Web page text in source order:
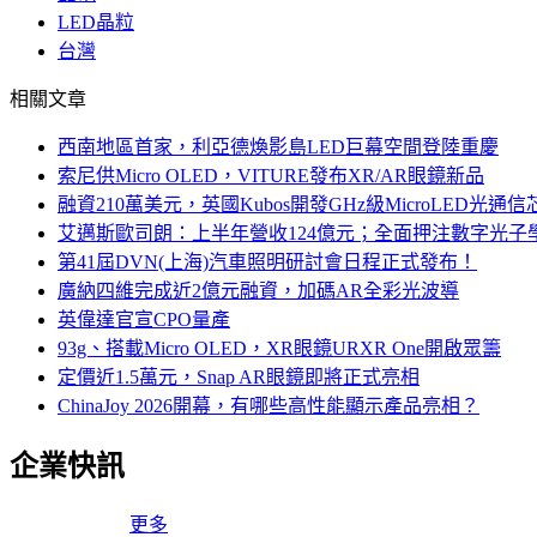
LED晶粒
台灣
相關文章
西南地區首家，利亞德煥影島LED巨幕空間登陸重慶
索尼供Micro OLED，VITURE發布XR/AR眼鏡新品
融資210萬美元，英國Kubos開發GHz級MicroLED光通信
艾邁斯歐司朗：上半年營收124億元；全面押注數字光子
第41屆DVN(上海)汽車照明研討會日程正式發布！
廣納四維完成近2億元融資，加碼AR全彩光波導
英偉達官宣CPO量產
93g、搭載Micro OLED，XR眼鏡URXR One開啟眾籌
定價近1.5萬元，Snap AR眼鏡即將正式亮相
ChinaJoy 2026開幕，有哪些高性能顯示產品亮相？
企業快訊
更多